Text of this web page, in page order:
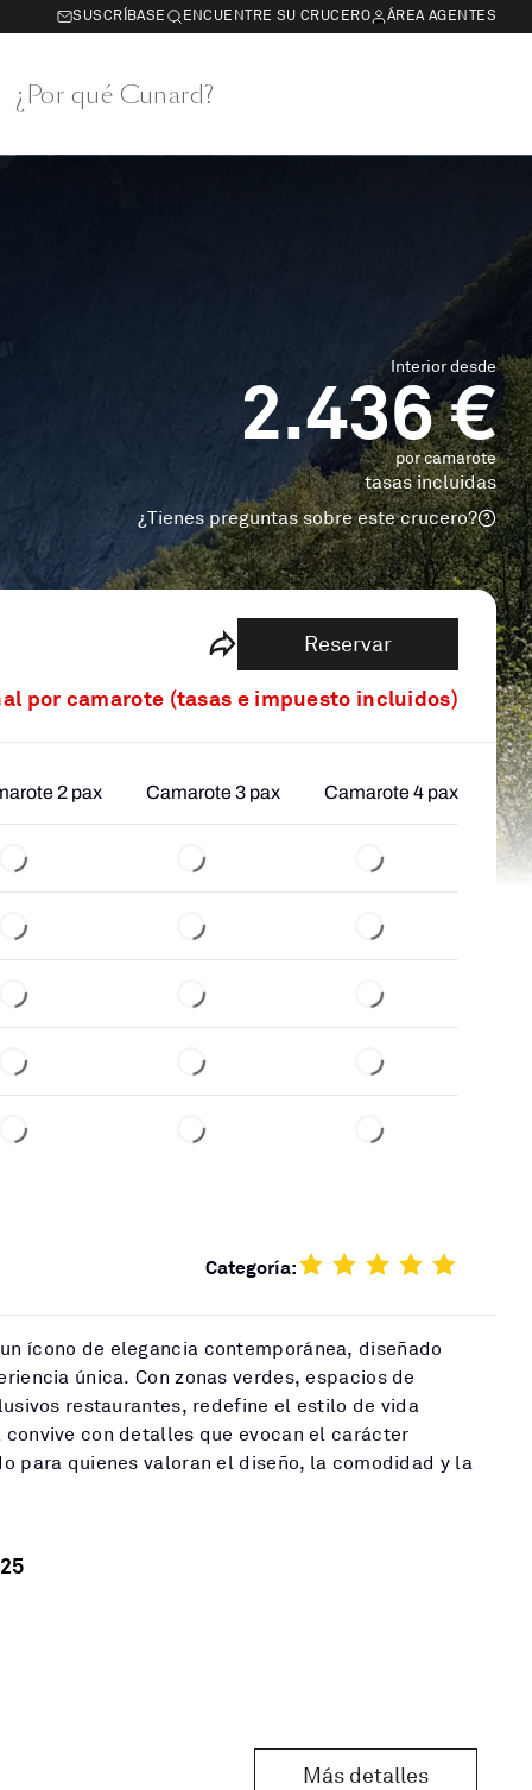
SUSCRÍBASE ENCUENTRE SU CRUCERO ÁREA AGENTES
¿Por qué Cunard?
Interior desde
2.436 €
por camarote
tasas incluidas
¿Tienes preguntas sobre este crucero?
Reservar
por camarote (tasas e impuesto incluidos)
2 pax Camarote 3 pax Camarote 4 pax
Categoría:
ícono de elegancia contemporánea, diseñado
única. Con zonas verdes, espacios de
restaurantes, redefine el estilo de vida
con detalles que evocan el carácter
para quienes valoran el diseño, la comodidad y la
Más detalles